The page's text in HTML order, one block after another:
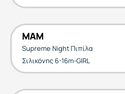
MAM
Supreme Night Πιπίλα
Σιλικόνης 6-16m-GIRL